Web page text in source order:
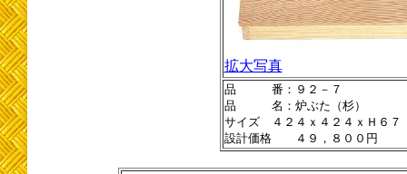
拡大写真
品 番：９２－７
品 名：炉ぶた（杉）
サイズ ４２４ｘ４２４ｘＨ６７
設計価格 ４９，８００円